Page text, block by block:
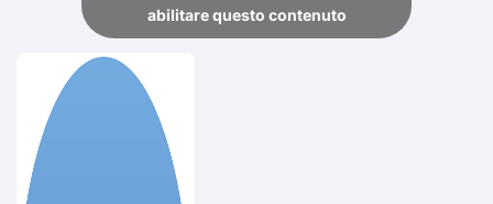
abilitare questo contenuto